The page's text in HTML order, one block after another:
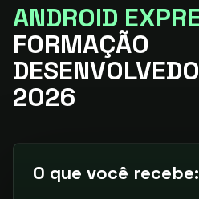
ANDROID
FORMAÇÃO
2026
O que você recebe: